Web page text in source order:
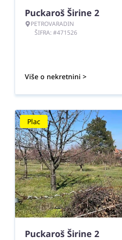
Puckaroš Širine 2
PETROVARADIN
ŠIFRA: #471526
Više o nekretnini >
Plac
Puckaroš Širine 2